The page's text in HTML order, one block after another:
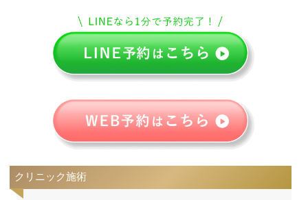
クリニック施術